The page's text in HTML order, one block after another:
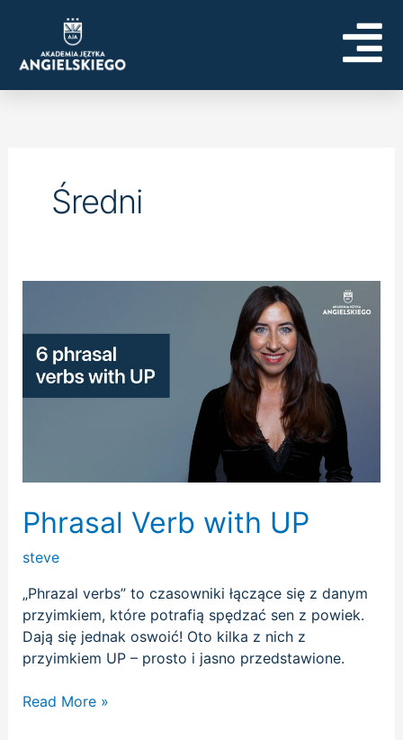
content
Średni
Phrasal Verb with UP
steve
„Phrazal verbs” to czasowniki łączące się z danym
przyimkiem, które potrafią spędzać sen z powiek.
Dają się jednak oswoić! Oto kilka z nich z
przyimkiem UP – prosto i jasno przedstawione.
with
UP
Read More »